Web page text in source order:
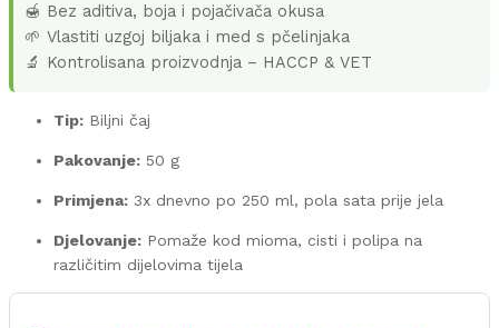
🍯 Bez aditiva, boja i pojačivača okusa
🌱 Vlastiti uzgoj biljaka i med s pčelinjaka
🔬 Kontrolisana proizvodnja – HACCP & VET
Tip: Biljni čaj
Pakovanje: 50 g
Primjena: 3x dnevno po 250 ml, pola sata prije jela
Djelovanje: Pomaže kod mioma, cisti i polipa na
različitim dijelovima tijela